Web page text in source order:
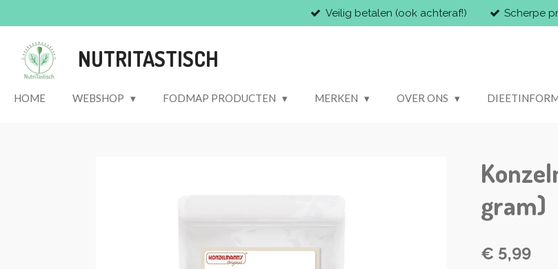
direct
naar
hoofdinhoud
Veilig betalen (ook achteraf!) Scherpe
NUTRITASTISCH
HOME WEBSHOP FODMAP PRODUCTEN MERKEN OVER ONS
gram)
€ 5,99